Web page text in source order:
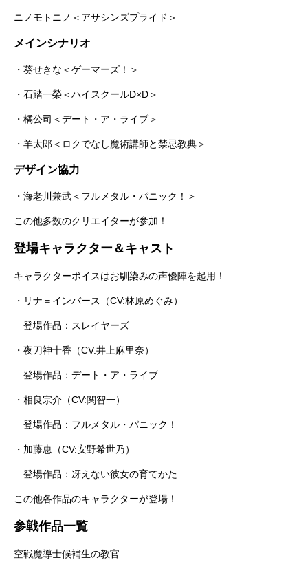
ニノモトニノ＜アサシンズプライド＞
メインシナリオ
・葵せきな＜ゲーマーズ！＞
・石踏一榮＜ハイスクールD×D＞
・橘公司＜デート・ア・ライブ＞
・羊太郎＜ロクでなし魔術講師と禁忌教典＞
デザイン協力
・海老川兼武＜フルメタル・パニック！＞
この他多数のクリエイターが参加！
登場キャラクター＆キャスト
キャラクターボイスはお馴染みの声優陣を起用！
・リナ＝インバース（CV:林原めぐみ）
登場作品：スレイヤーズ
・夜刀神十香（CV:井上麻里奈）
登場作品：デート・ア・ライブ
・相良宗介（CV:関智一）
登場作品：フルメタル・パニック！
・加藤恵（CV:安野希世乃）
登場作品：冴えない彼女の育てかた
この他各作品のキャラクターが登場！
参戦作品一覧
空戦魔導士候補生の教官